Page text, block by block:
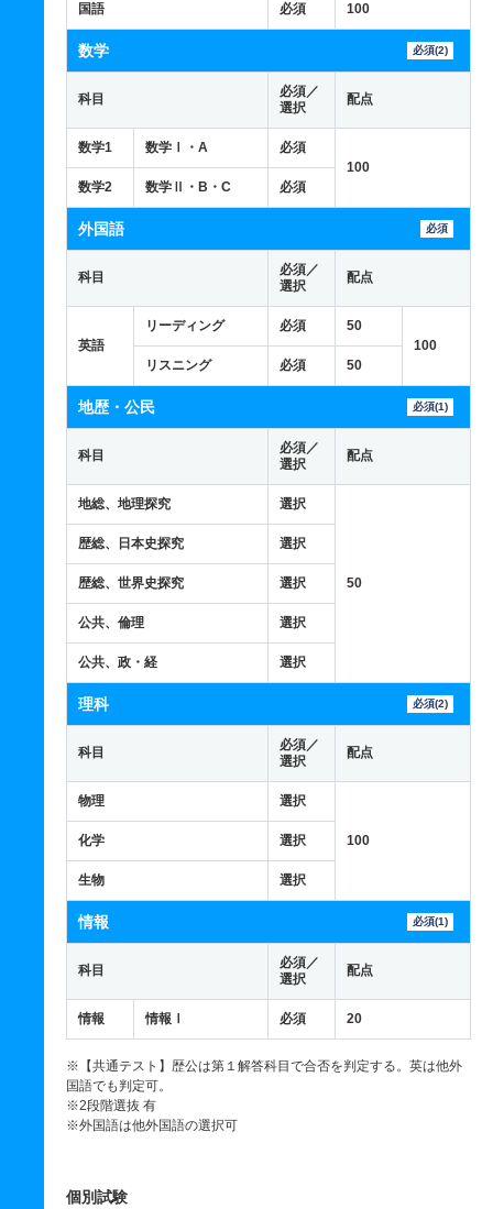
国語 必須 100
数学 必須(2)
科目
必須／
選択
配点
数学1 数学Ⅰ・A
必須
100
数学2
数学Ⅱ・B・C 必須
外国語 必須
科目
必須／
選択
配点
英語
リーディング 必須
50
100
リスニング
必須 50
地歴・公民 必須(1)
科目
必須／
選択
配点
地総、地理探究 選択
50
歴総、日本史探究 選択
歴総、世界史探究 選択
公共、倫理 選択
公共、政・経 選択
理科 必須(2)
科目
必須／
選択
配点
物理 選択
100
化学 選択
生物 選択
情報 必須(1)
科目
必須／
選択
配点
情報 情報Ⅰ 必須 20
※【共通テスト】歴公は第１解答科目で合否を判定する。英は他外
国語でも判定可。
※2段階選抜 有
※外国語は他外国語の選択可
個別試験